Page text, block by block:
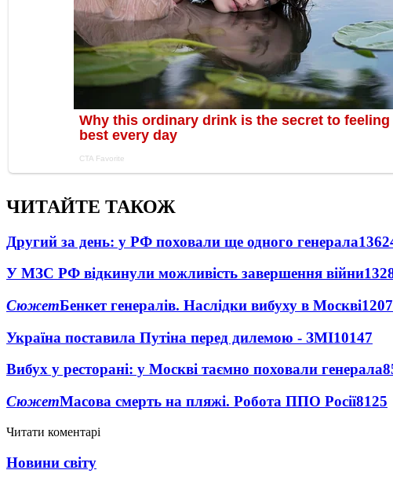
ЧИТАЙТЕ ТАКОЖ
Другий за день: у РФ поховали ще одного генерала
У МЗС РФ відкинули можливість завершення війни
СюжетБенкет генералів. Наслідки вибуху в Москві
Україна поставила Путіна перед дилемою - ЗМІ10147
Вибух у ресторані: у Москві таємно поховали генерала
СюжетМасова смерть на пляжі. Робота ППО Росії8125
Читати коментарі
Новини світу